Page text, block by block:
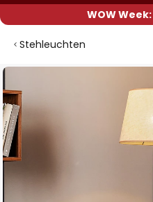
WOW Week:
Stehleuchten
Zum
Ende
der
Bildgalerie
springen